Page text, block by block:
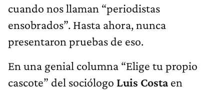
cuando nos llaman “periodistas
ensobrados”. Hasta ahora, nunca
presentaron pruebas de eso.
En una genial columna “Elige tu propio
cascote” del sociólogo Luis Costaen